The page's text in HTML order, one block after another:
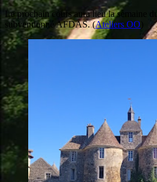
Le prochain cours aura lieu la semaine du
subventionné AFDAS. (Ateliers OO